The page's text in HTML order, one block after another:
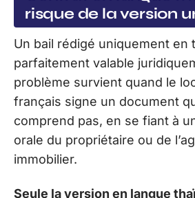
risque de la version
Un bail rédigé uniquement en
parfaitement valable
problème survient quand le
français signe un document
comprend pas, en se fiant à
orale du propriétaire ou de
immobilier.
Seule la version en langue